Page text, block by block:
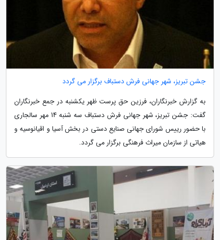
جشن تبریز، شهر جهانی فرش دستباف برگزار می گردد
به گزارش خبرنگاران، فرزین حق پرست ظهر یکشنبه در جمع خبرنگاران
گفت: جشن تبریز، شهر جهانی فرش دستباف سه شنبه 14 مهر سالجاری
با حضور رییس شورای جهانی صنایع دستی در بخش آسیا و اقیانوسیه و
هیاتی از سازمان میراث فرهنگی برگزار می گردد.